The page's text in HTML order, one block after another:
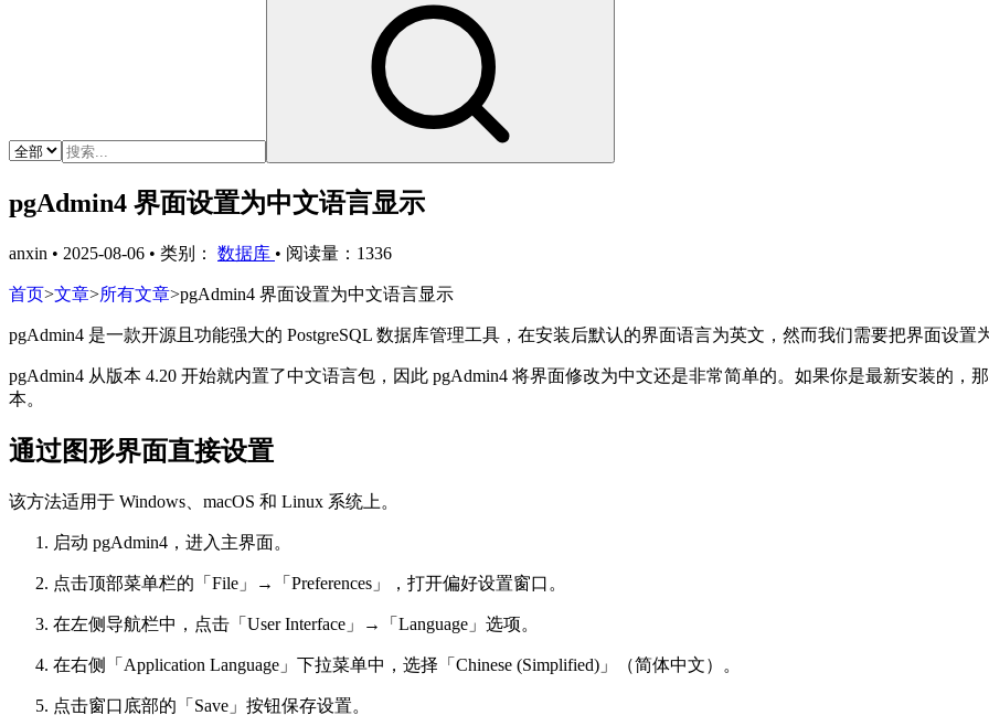
pgAdmin4 界面设置为中文语言显示
anxin • 2025-08-06 • 类别： 数据库 • 阅读量：1336
首页>文章>所有文章>pgAdmin4 界面设置为中文语言显示
pgAdmin4 是一款开源且功能强大的 PostgreSQL 数据库管理工具，在安装后默认的界面语言为英文，然而我们需要把界面设置
pgAdmin4 从版本 4.20 开始就内置了中文语言包，因此 pgAdmin4 将界面修改为中文还是非常简单的。如果你是最新安装的
本。
通过图形界面直接设置
该方法适用于 Windows、macOS 和 Linux 系统上。
启动 pgAdmin4，进入主界面。
点击顶部菜单栏的「File」→「Preferences」，打开偏好设置窗口。
在左侧导航栏中，点击「User Interface」→「Language」选项。
在右侧「Application Language」下拉菜单中，选择「Chinese (Simplified)」（简体中文）。
点击窗口底部的「Save」按钮保存设置。